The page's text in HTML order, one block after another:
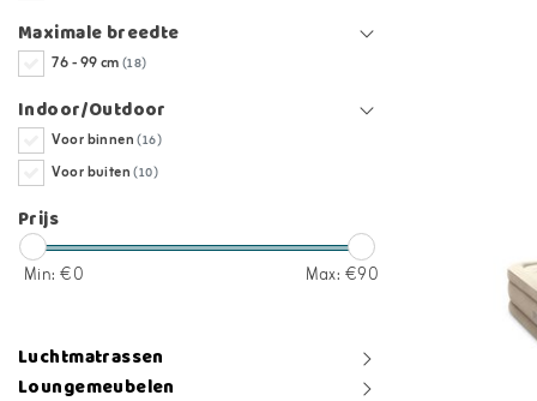
Maximale breedte
76 - 99 cm(18)
Indoor/Outdoor
Voor binnen(16)
Voor buiten(10)
Prijs
Min: €0 Max: €90
Luchtmatrassen
Loungemeubelen